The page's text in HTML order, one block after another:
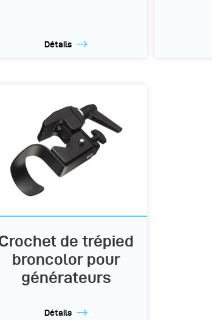
Détails
de trépied
broncolor pour
générateurs
Détails